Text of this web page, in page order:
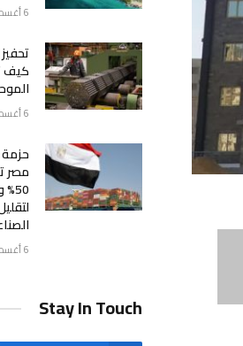
6 أغسطس، 2026
كيف
6 أغسطس، 2026
مصر
6 أغسطس، 2026
Stay In Touch